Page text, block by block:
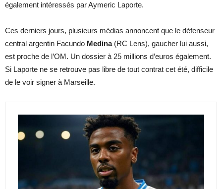
également intéressés par Aymeric Laporte.
Ces derniers jours, plusieurs médias annoncent que le défenseur
central argentin Facundo Medina(RC Lens), gaucher lui aussi,
est proche de l’OM. Un dossier à 25 millions d’euros également.
Si Laporte ne se retrouve pas libre de tout contrat cet été, difficile
de le voir signer à Marseille.